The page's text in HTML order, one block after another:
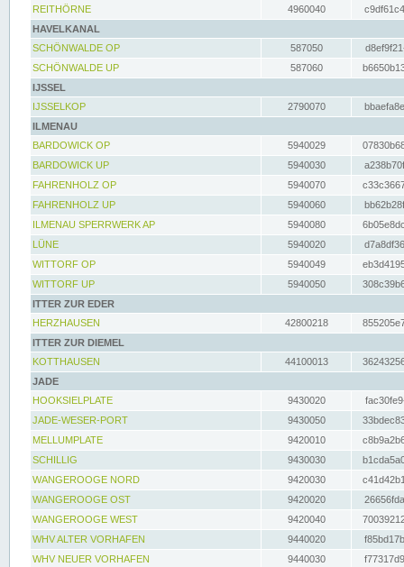
REITHÖRNE
4960040
HAVELKANAL
SCHÖNWALDE OP
587050
SCHÖNWALDE UP
587060
IJSSEL
IJSSELKOP
2790070
ILMENAU
BARDOWICK OP
5940029
BARDOWICK UP
5940030
FAHRENHOLZ OP
5940070
FAHRENHOLZ UP
5940060
ILMENAU SPERRWERK AP
5940080
LÜNE
5940020
WITTORF OP
5940049
WITTORF UP
5940050
ITTER ZUR EDER
HERZHAUSEN
42800218
ITTER ZUR DIEMEL
KOTTHAUSEN
44100013
JADE
HOOKSIELPLATE
9430020
JADE-WESER-PORT
9430050
MELLUMPLATE
9420010
SCHILLIG
9430030
WANGEROOGE NORD
9420030
WANGEROOGE OST
9420020
WANGEROOGE WEST
9420040
WHV ALTER VORHAFEN
9440020
WHV NEUER VORHAFEN
9440030